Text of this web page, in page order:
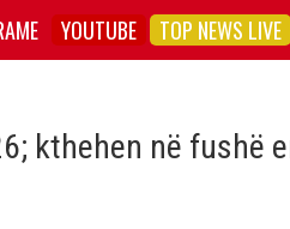
YOUTUBE TOP NEWS LIVE
kthehen në fushë